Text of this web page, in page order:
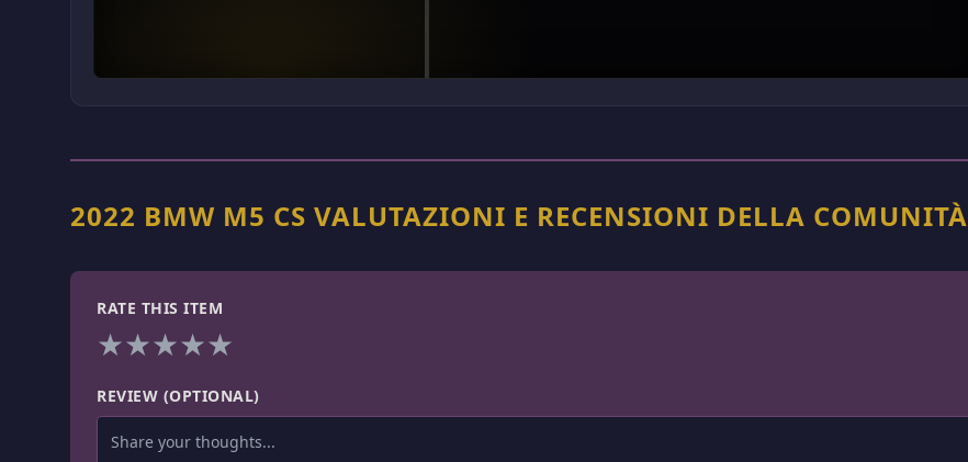
2022 BMW M5 CS VALUTAZIONI E RECENSIONI DELLA COMUNITÀ
RATE THIS ITEM
★★★★★
REVIEW (OPTIONAL)